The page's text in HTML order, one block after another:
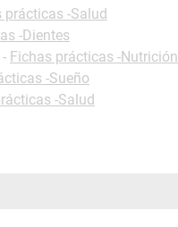
prácticas -Salud
-Dientes
- Fichas prácticas -Nutrición
-Sueño
-Salud